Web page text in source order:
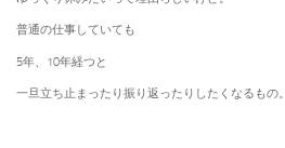
普通の仕事していても
5年、10年経つと
一旦立ち止まったり振り返ったりしたくなるもの。